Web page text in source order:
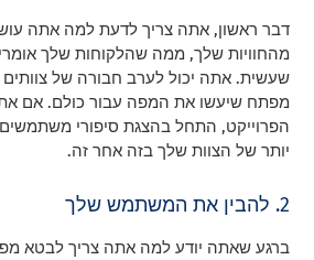
דבר ראשון, אתה צריך לדעת למה אתה
מהחוויות שלך, ממה שהלקוחות שלך
שעשית. אתה יכול לערב חבורה של
מפתח שיעשו את המפה עבור כולם. אם
הפרוייקט, התחל בהצגת סיפורי משתמשים
יותר של הצוות שלך בזה אחר זה.
2. להבין את המשתמש שלך
ברגע שאתה יודע למה אתה צריך לבטא